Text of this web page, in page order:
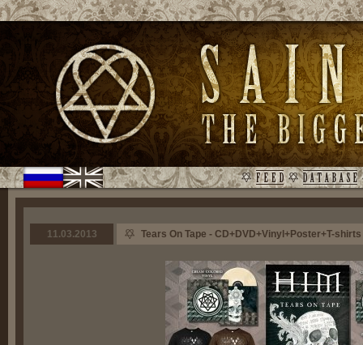
11.03.2013 Tears On Tape - CD+DVD+Vinyl+Poster+T-